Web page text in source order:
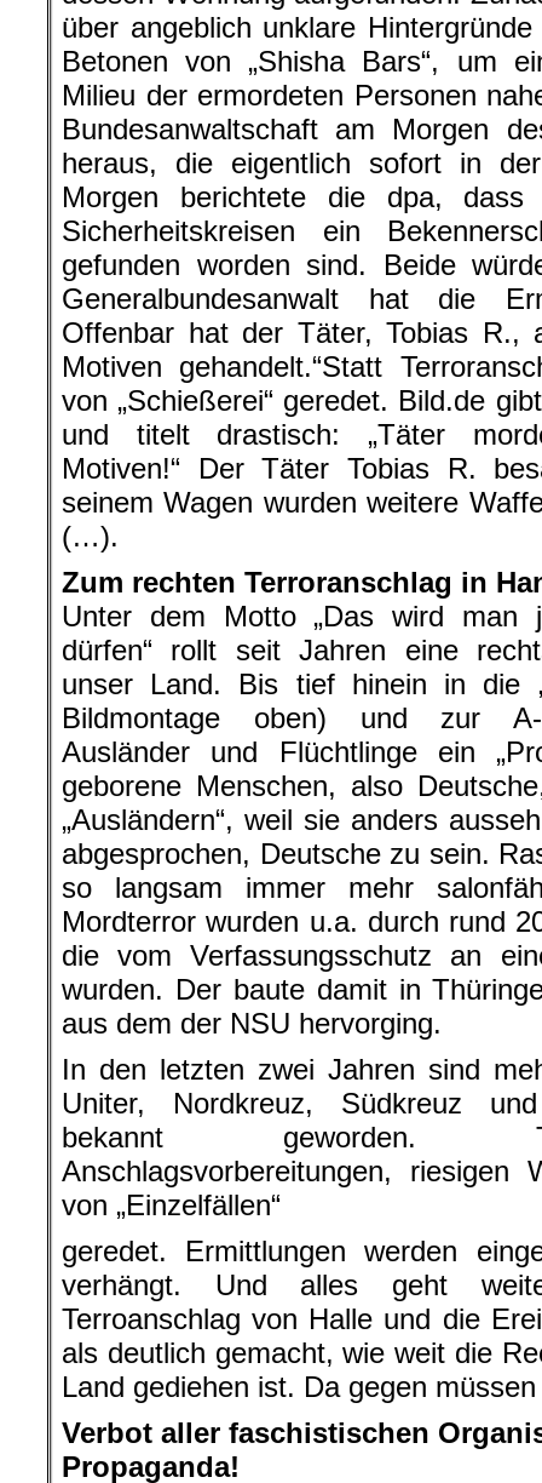
über angeblich unklare
Betonen von „Shisha Bars“, um
Milieu der ermordeten Personen
Bundesanwaltschaft am Morgen
heraus, die eigentlich sofort in
Morgen berichtete die dpa, dass
Sicherheitskreisen ein
gefunden worden sind. Beide
Generalbundesanwalt hat die
Offenbar hat der Täter, Tobias R.,
Motiven gehandelt.“Statt
von „Schießerei“ geredet. Bild.de
und titelt drastisch: „Täter
Motiven!“ Der Täter Tobias R.
seinem Wagen wurden weitere
(…).
Zum rechten Terroranschlag in
Unter dem Motto „Das wird man
dürfen“ rollt seit Jahren eine
unser Land. Bis tief hinein in die
Bildmontage oben) und zur A-
Ausländer und Flüchtlinge ein
geborene Menschen, also
„Ausländern“, weil sie anders
abgesprochen, Deutsche zu sein.
so langsam immer mehr
Mordterror wurden u.a. durch rund
die vom Verfassungsschutz an
wurden. Der baute damit in
aus dem der NSU hervorging.
In den letzten zwei Jahren sind
Uniter, Nordkreuz, Südkreuz
bekannt geworden.
Anschlagsvorbereitungen, riesigen
von „Einzelfällen“
geredet. Ermittlungen werden
verhängt. Und alles geht
Terroanschlag von Halle und die
als deutlich gemacht, wie weit die
Land gediehen ist. Da gegen
Verbot aller faschistischen
Propaganda!